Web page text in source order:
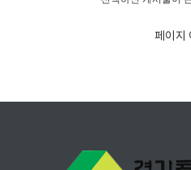
페이지